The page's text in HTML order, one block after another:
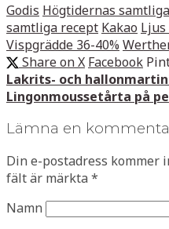
Godis Högtidernas
samtliga recept Kakao
Vispgrädde 36-40%
Share on X Facebook
Lakrits- och
Lingonmoussetårta på
Lämna en
Din e-postadress kommer
fält är märkta *
Namn